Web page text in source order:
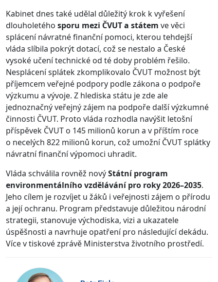
Kabinet dnes také udělal důležitý krok k vyřešení
dlouholetého sporu mezi ČVUT a státem ve věci
splácení návratné finanční pomoci, kterou tehdejší
vláda slíbila pokrýt dotací, což se nestalo a České
vysoké učení technické od té doby problém řešilo.
Nesplácení splátek zkomplikovalo ČVUT možnost být
příjemcem veřejné podpory podle zákona o podpoře
výzkumu a vývoje. Z hlediska státu je zde ale
jednoznačný veřejný zájem na podpoře další výzkumné
činnosti ČVUT. Proto vláda rozhodla navýšit letošní
příspěvek ČVUT o 145 milionů korun a v příštím roce
o necelých 822 milionů korun, což umožní ČVUT splátky
návratní finanční výpomoci uhradit.
Vláda schválila rovněž novýStátní program
environmentálního vzdělávání pro roky 2026–2035.
Jeho cílem je rozvíjet u žáků i veřejnosti zájem o přírodu
a její ochranu. Program představuje důležitou národní
strategii, stanovuje východiska, vizi a ukazatele
úspěšnosti a navrhuje opatření pro následující dekádu.
Více v tiskové zprávě Ministerstva životního prostředí.